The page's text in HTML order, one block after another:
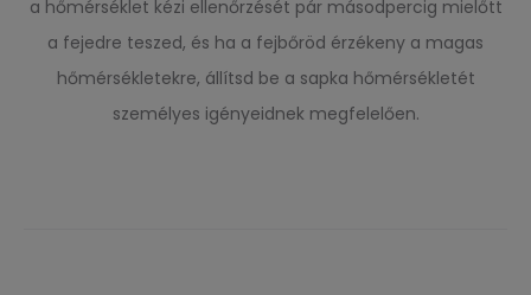
a hőmérséklet kézi ellenőrzését pár másodpercig mielőtt
a fejedre teszed, és ha a fejbőröd érzékeny a magas
hőmérsékletekre, állítsd be a sapka hőmérsékletét
személyes igényeidnek megfelelően.